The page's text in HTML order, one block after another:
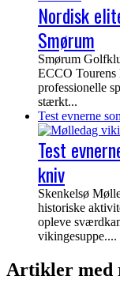
Nordisk
Smørum
Smørum
ECCO Tourens
professionelle
stærkt...
Test evnerne
Test
kniv
Skenkelsø
historiske
opleve
vikingesuppe....
Artikler med